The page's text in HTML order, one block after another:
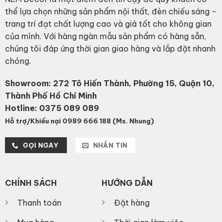
thể lựa chọn những sản phẩm nội thất, đèn chiếu sáng -
trang trí đạt chất lượng cao và giá tốt cho không gian
của mình. Với hàng ngàn mẫu sản phẩm có hàng sẵn,
chúng tôi đáp ứng thời gian giao hàng và lắp đặt nhanh
chóng.
Showroom: 272 Tô Hiến Thành, Phường 15, Quận 10,
Thành Phố Hồ Chí Minh
Hotline: 0375 089 089
Hỗ trợ/Khiếu nại 0989 666 188 (Ms. Nhung)
GỌI NGAY NHẮN TIN
CHÍNH SÁCH
Thanh toán
HƯỚNG DẪN
Đặt hàng